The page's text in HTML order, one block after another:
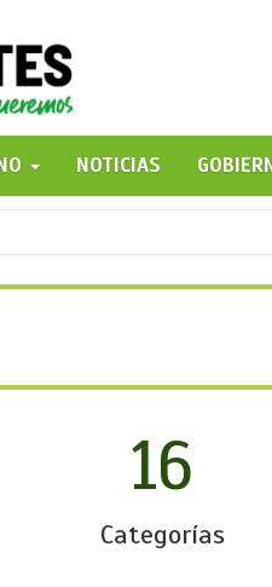
NOTICIAS
16
Categorías